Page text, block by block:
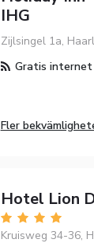
IHG
Zijlsingel 1a,
Gratis internet
Fler
Hotel Lion
Kruisweg 34-36,